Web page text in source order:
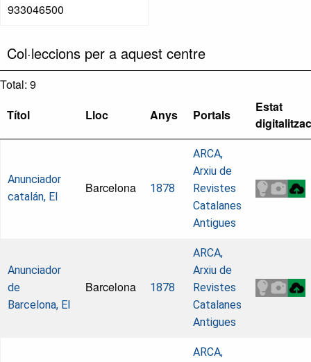
933046500
Col·leccions per a aquest centre
Total: 9
Títol
Lloc Anys Portals
Estat
Anunciador
catalán, El
Barcelona 1878
ARCA,
Arxiu de
Revistes
Catalanes
Antigues
Anunciador
de
Barcelona, El
Barcelona 1878
ARCA,
Arxiu de
Revistes
Catalanes
Antigues
ARCA,